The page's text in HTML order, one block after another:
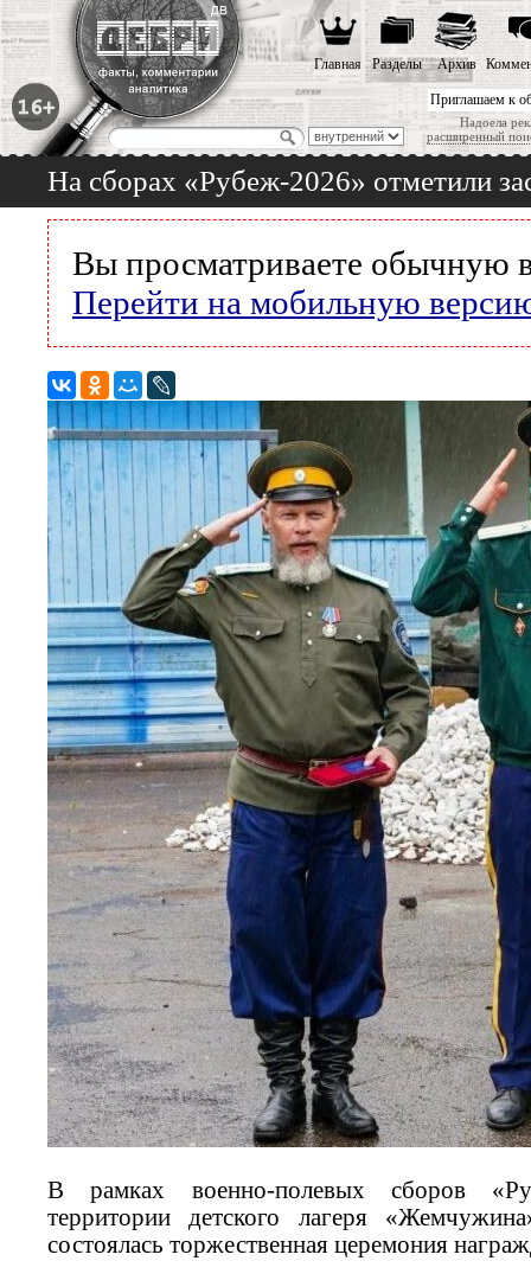
Приглашаем к
Надоела
расширенный
Главная Разделы Архив
На сборах «Рубеж-2026» отметили
Вы просматриваете обычную
Перейти на мобильную
В рамках военно-полевых сборов
территории детского лагеря
состоялась торжественная церемония